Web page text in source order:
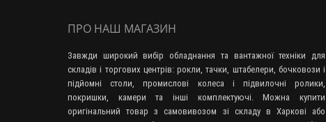
ПРО НАШ МАГАЗИН
Завжди широкий вибір обладнання та вантажної техніки для
складів і торгових центрів: рокли, тачки, штабелери, бочковози і
підйомні столи, промислові колеса і підвилочні ролики,
покришки, камери та інші комплектуючі. Можна купити
оригінальний товар з самовивозом зі складу в Харкові або